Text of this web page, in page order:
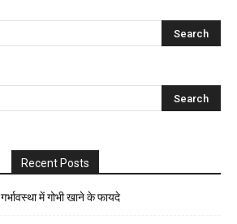
Recent Posts
गर्भावस्था में गोभी खाने के फायदे